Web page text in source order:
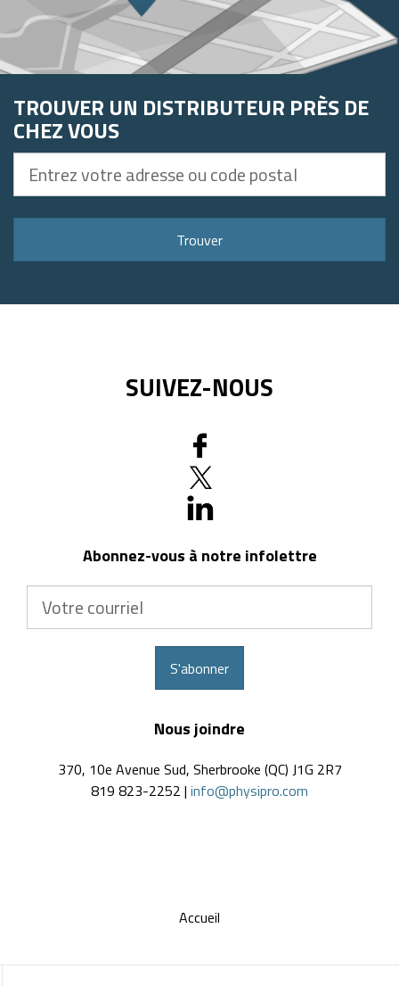
TROUVER UN DISTRIBUTEUR PRÈS DE
CHEZ VOUS
votre
Trouver
SUIVEZ-NOUS
Abonnez-vous à notre infolettre
S'abonner
Nous joindre
370, 10e Avenue Sud, Sherbrooke (QC) J1G 2R7
819 823-2252 | info@physipro.com
Accueil